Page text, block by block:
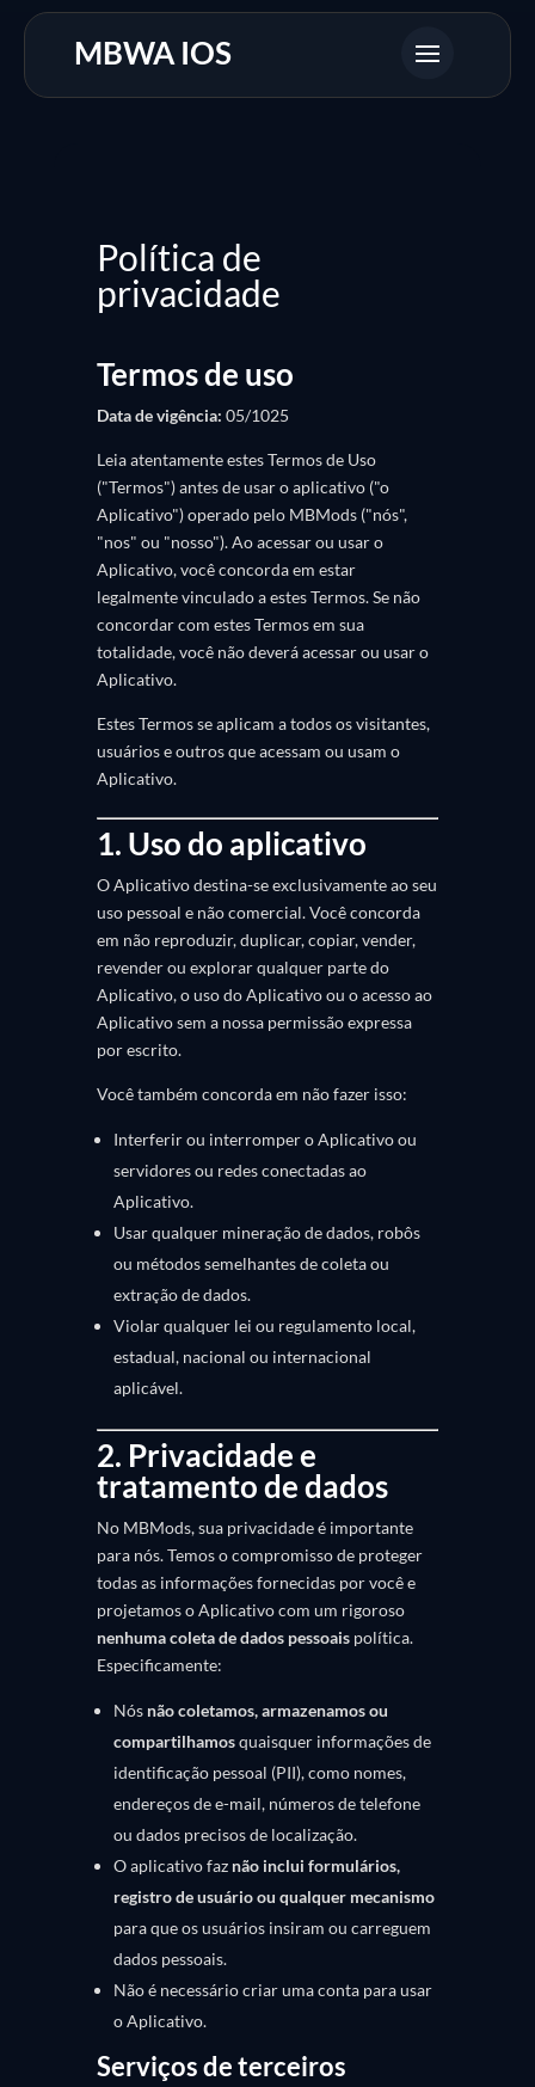
MBWA IOS
Política de
privacidade
Termos de uso
Data de vigência: 05/1025
Leia atentamente estes Termos de Uso
("Termos") antes de usar o aplicativo ("o
Aplicativo") operado pelo MBMods ("nós",
"nos" ou "nosso"). Ao acessar ou usar o
Aplicativo, você concorda em estar
legalmente vinculado a estes Termos. Se não
concordar com estes Termos em sua
totalidade, você não deverá acessar ou usar o
Aplicativo.
Estes Termos se aplicam a todos os visitantes,
usuários e outros que acessam ou usam o
Aplicativo.
1. Uso do aplicativo
O Aplicativo destina-se exclusivamente ao seu
uso pessoal e não comercial. Você concorda
em não reproduzir, duplicar, copiar, vender,
revender ou explorar qualquer parte do
Aplicativo, o uso do Aplicativo ou o acesso ao
Aplicativo sem a nossa permissão expressa
por escrito.
Você também concorda em não fazer isso:
Interferir ou interromper o Aplicativo ou
servidores ou redes conectadas ao
Aplicativo.
Usar qualquer mineração de dados, robôs
ou métodos semelhantes de coleta ou
extração de dados.
Violar qualquer lei ou regulamento local,
estadual, nacional ou internacional
aplicável.
2. Privacidade e
tratamento de dados
No MBMods, sua privacidade é importante
para nós. Temos o compromisso de proteger
todas as informações fornecidas por você e
projetamos o Aplicativo com um rigoroso
nenhuma coleta de dados pessoaispolítica.
Especificamente:
Nós não coletamos, armazenamos ou
compartilhamosquaisquer informações de
identificação pessoal (PII), como nomes,
endereços de e-mail, números de telefone
ou dados precisos de localização.
O aplicativo faz não inclui formulários,
registro de usuário ou qualquer mecanismo
para que os usuários insiram ou carreguem
dados pessoais.
Não é necessário criar uma conta para usar
o Aplicativo.
Serviços de terceiros